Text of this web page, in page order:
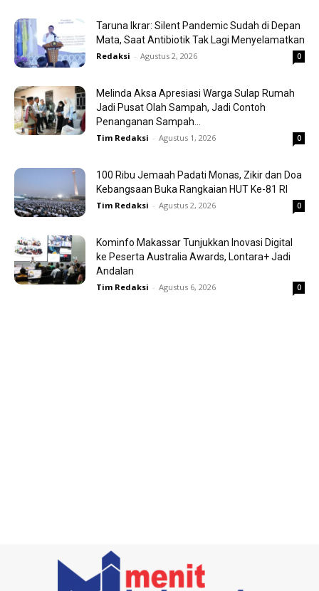
Taruna Ikrar: Silent Pandemic Sudah di Depan
Mata, Saat Antibiotik Tak Lagi Menyelamatkan
Redaksi - Agustus 2, 2026 0
Melinda Aksa Apresiasi Warga Sulap Rumah
Jadi Pusat Olah Sampah, Jadi Contoh
Penanganan Sampah...
Tim Redaksi - Agustus 1, 2026 0
100 Ribu Jemaah Padati Monas, Zikir dan Doa
Kebangsaan Buka Rangkaian HUT Ke-81 RI
Tim Redaksi - Agustus 2, 2026 0
Kominfo Makassar Tunjukkan Inovasi Digital
ke Peserta Australia Awards, Lontara+ Jadi
Andalan
Tim Redaksi - Agustus 6, 2026 0